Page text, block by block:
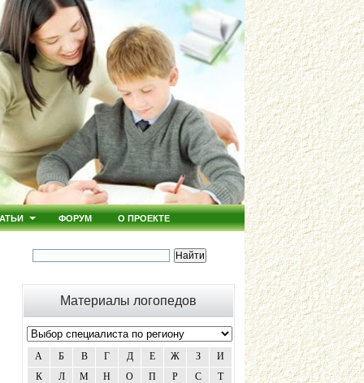
ФОРУМ О ПРОЕКТЕ
Материалы логопедов
А Б В Г Д Е Ж З
И
К
Л М Н О П Р С
Т